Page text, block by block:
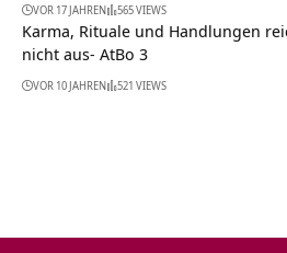
VOR 17 JAHREN 565 VIEWS
Karma, Rituale und Handlungen
nicht aus- AtBo 3
VOR 10 JAHREN 521 VIEWS